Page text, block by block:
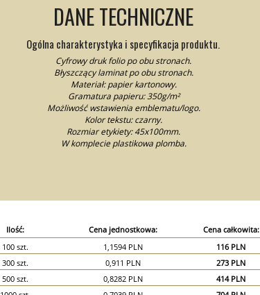
DANE TECHNICZNE
Ogólna charakterystyka i specyfikacja produktu.
Cyfrowy druk folio po obu stronach.
Błyszczący laminat po obu stronach.
Materiał: papier kartonowy.
Gramatura papieru: 350g/m²
Możliwość wstawienia emblematu/logo.
Kolor tekstu: czarny.
Rozmiar etykiety: 45x100mm.
W komplecie plastikowa plomba.
Ilość: Cena jednostkowa:
Cena całkowita:
100 szt.
1,1594 PLN
116 PLN
300 szt.
0,911 PLN
273 PLN
500 szt.
0,8282 PLN
414 PLN